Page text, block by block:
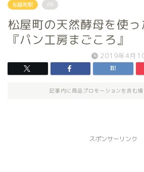
松屋町駅 PR
松屋町の天然酵母を使
『パン工房まごころ』
2019年4月
記事内に商品プロモーションを含む
スポンサーリンク